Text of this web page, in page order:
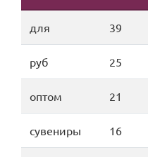
для 39
руб 25
оптом 21
сувениры 16